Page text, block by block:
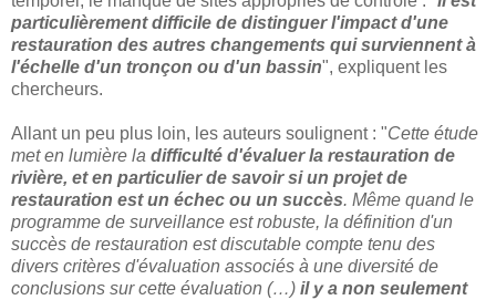
particulièrement difficile de distinguer l'impact d'une
restauration des autres changements qui surviennent à
l'échelle d'un tronçon ou d'un bassin", expliquent les
chercheurs.
Allant un peu plus loin, les auteurs soulignent : "Cette étude
met en lumière la difficulté d'évaluer la restauration de
rivière, et en particulier de savoir si un projet de
restauration est un échec ou un succès. Même quand le
programme de surveillance est robuste, la définition d'un
succès de restauration est discutable compte tenu des
divers critères d'évaluation associés à une diversité de
conclusions sur cette évaluation (…) il y a non seulement